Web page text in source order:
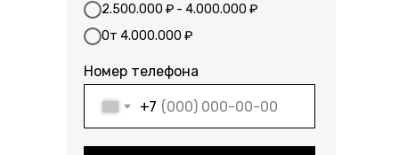
2.500.000 ₽ - 4.000.000 ₽
От 4.000.000 ₽
Номер телефона
+7